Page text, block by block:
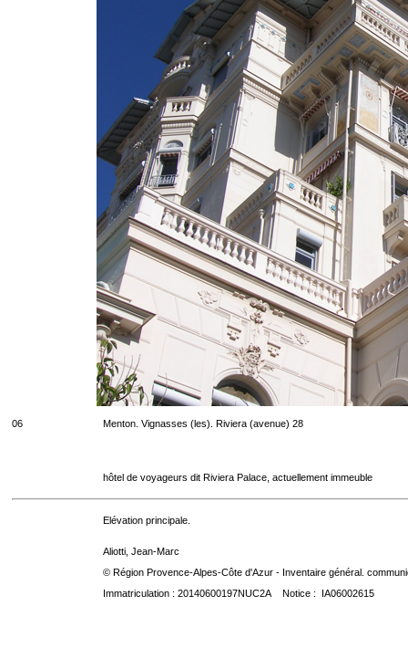
06 Menton. Vignasses (les). Riviera (avenue) 28
hôtel de voyageurs dit Riviera Palace, actuellement immeuble
Elévation principale.
Aliotti, Jean-Marc
© Région Provence-Alpes-Côte d'Azur - Inventaire général.
Immatriculation : 20140600197NUC2A Notice : IA06002615